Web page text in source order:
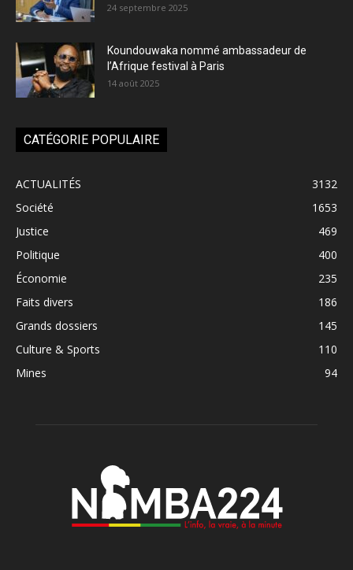
24 septembre 2025
Koundouwaka nommé ambassadeur de
l’Afrique festival à Paris
14 août 2025
CATÉGORIE POPULAIRE
ACTUALITÉS
3132
Société
1653
Justice
469
Politique
400
Économie
235
Faits divers
186
Grands dossiers
145
Culture & Sports
110
Mines
94